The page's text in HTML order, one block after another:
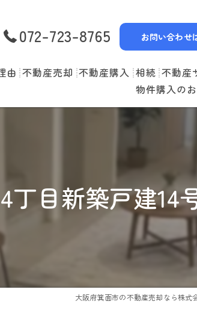
072-723-8765 お問い合わせ
由 不動産売却
選べる3つの売却スタイル
売却実績
不動産購入
物件一覧
住み替えサポート
相続 不動産
リー
物件購入の
丁目新築戸建14
大阪府箕面市の不動産売却なら株式